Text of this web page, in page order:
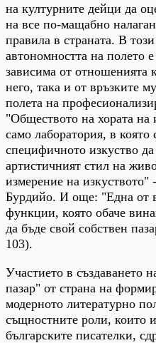
на културните дейци да
на все по-мащабно
правила в страната. В
автономността на полето
зависима от отношенията
него, така и от връзките
полета на
"Обществото на хората на
само лаборатория, в която
специфичното изкуство
артистичният стил на
измерение на
Бурдийо. И още: "Една от
функции, която обаче
да бъде свой собствен
103).
Участието в създаването
пазар" от страна на
модерното литературно
същностните роли, които
българските писателки,